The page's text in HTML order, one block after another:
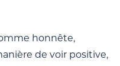
honnête,
de voir positive,